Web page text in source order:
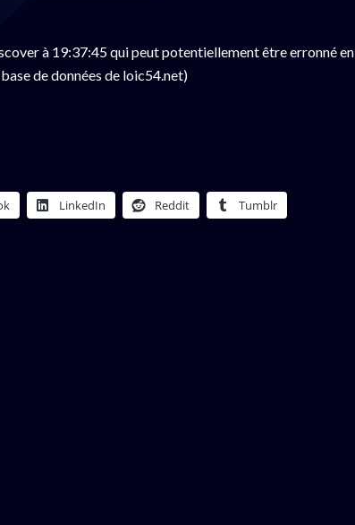
à 19:37:45 qui peut potentiellement être erronné en
de données de loic54.net)
LinkedIn Reddit Tumblr